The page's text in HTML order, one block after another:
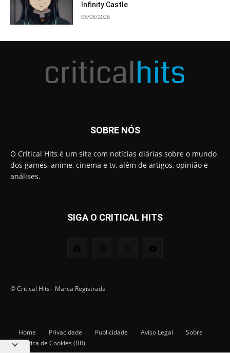
Infinity Castle
08/08/2026
SOBRE NÓS
O Critical Hits é um site com notícias diárias sobre o mundo
dos games, anime, cinema e tv, além de artigos, opinião e
análises.
SIGA O CRITICAL HITS
© Critical Hits - Marca Registrada
Home Privacidade Publicidade Aviso Legal
Sobre
Política de Cookies (BR)